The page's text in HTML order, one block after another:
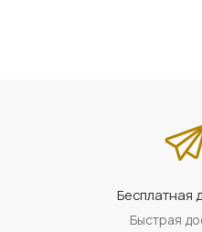
Бесплатная
Быстрая